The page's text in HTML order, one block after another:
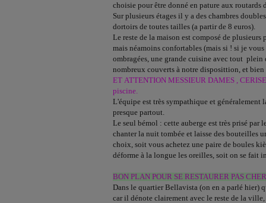
choisie pour être donné en pature aux routards
Sur plusieurs étages il y a des chambres
dortoirs de toutes tailles (a partir de 8 euros).
Le reste de la maison est composé de plusieurs
mais néamoins confortables (mais si ! si je
ombragées, une grande cuisine avec tout plein
nombreux couverts à notre disposittion, et bien
ET ATTENTION MESSIEUR DAMES ,
piscine.
L'équipe est très sympathique et
presque partout.
Le seul bémol : cette auberge est très prisé par
chanter la nuit tombée et laisse des bouteilles
choix, soit vous achetez une paire de boules
déforme à la longue les oreilles, soit on se fait
BON PLAN POUR SE RESTAURER PAS
Dans le quartier Bellavista (on en a parlé hier)
car il dénote clairement avec le reste de la